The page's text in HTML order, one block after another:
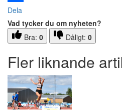
Dela
Vad tycker du om nyheten?
Bra: 0 Dåligt: 0
Fler liknande